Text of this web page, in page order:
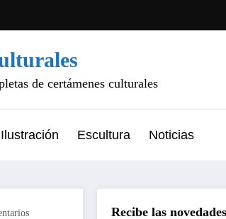
de certámenes culturales
Ilustración Escultura Noticias
Recibe las